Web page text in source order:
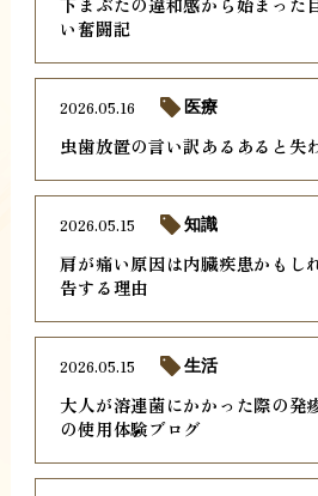
い奮闘記
虫歯放置の言い訳あるあると失
2026.05.16 医療
肩が痛い原因は内臓疾患かもし
告する理由
2026.05.15 知識
大人が溶連菌にかかった際の発
の使用体験ブログ
2026.05.15 生活